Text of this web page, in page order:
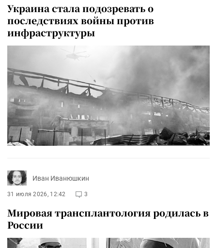
Украина стала подозревать о
последствиях войны против
инфраструктуры
Иван Иванюшкин
31 июля 2026, 12:42 3
Мировая трансплантология родилась в
России